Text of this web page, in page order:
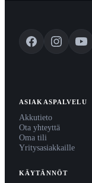
ASIAKASPALVELU
Akkutieto
Ota yhteyttä
Oma tili
Yritysasiakkaille
KÄYTÄNNÖT